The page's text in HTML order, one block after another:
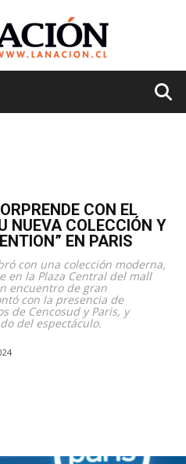
CON EL
NUEVA COLECCIÓN Y
EN PARIS
con una colección moderna,
en la Plaza Central del mall
encuentro de gran
con la presencia de
de Cencosud y Paris, y
del espectáculo.